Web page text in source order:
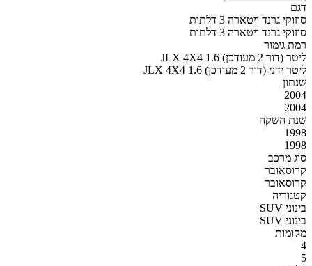
דגם
סוזוקי גרנד ויטארה 3 דלתות
סוזוקי גרנד ויטארה 3 דלתות
רמת גימור
JLX 4X4 1.6 ליטר (דור 2 מעודכן)
JLX 4X4 1.6 ליטר ידני (דור 2 מעודכן)
שנתון
2004
2004
שנת השקה
1998
1998
סוג מרכב
קרוסאובר
קרוסאובר
קטגוריה
SUV בינוני
SUV בינוני
מקומות
4
5